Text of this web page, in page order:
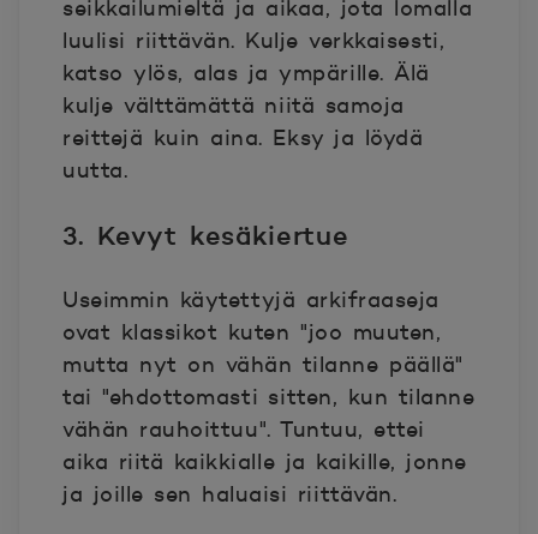
seikkailumieltä ja aikaa, jota lomalla
luulisi riittävän. Kulje verkkaisesti,
katso ylös, alas ja ympärille. Älä
kulje välttämättä niitä samoja
reittejä kuin aina. Eksy ja löydä
uutta.
3. Kevyt kesäkiertue
Useimmin käytettyjä arkifraaseja
ovat klassikot kuten "joo muuten,
mutta nyt on vähän tilanne päällä"
tai "ehdottomasti sitten, kun tilanne
vähän rauhoittuu". Tuntuu, ettei
aika riitä kaikkialle ja kaikille, jonne
ja joille sen haluaisi riittävän.